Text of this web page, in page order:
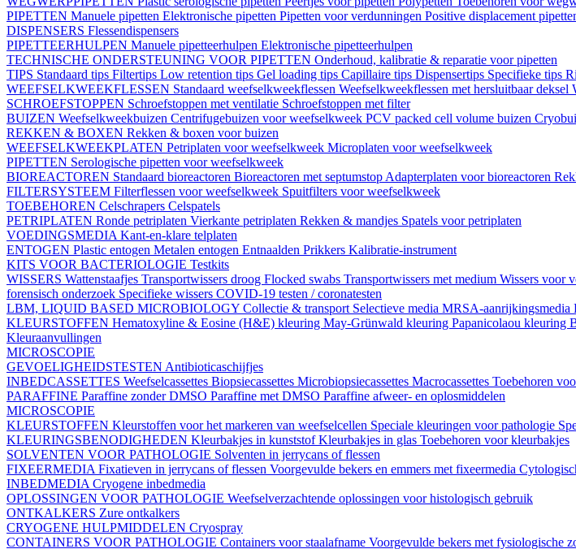
PIPETTEN Manuele pipetten Elektronische pipetten Pipetten voor verdunningen Positive displacement
DISPENSERS Flessendispensers
PIPETTEERHULPEN Manuele pipetteerhulpen Elektronische pipetteerhulpen
TECHNISCHE ONDERSTEUNING VOOR PIPETTEN Onderhoud, kalibratie & reparatie voor pipetten
TIPS Standaard tips Filtertips Low retention tips Gel loading tips Capillaire tips Dispensertips Specifieke tips
WEEFSELKWEEKFLESSEN Standaard weefselkweekflessen Weefselkweekflessen met hersluitbaar deksel
SCHROEFSTOPPEN Schroefstoppen met ventilatie Schroefstoppen met filter
BUIZEN Weefselkweekbuizen Centrifugebuizen voor weefselkweek PCV packed cell volume buizen
REKKEN & BOXEN Rekken & boxen voor buizen
WEEFSELKWEEKPLATEN Petriplaten voor weefselkweek Microplaten voor weefselkweek
PIPETTEN Serologische pipetten voor weefselkweek
BIOREACTOREN Standaard bioreactoren Bioreactoren met septumstop Adapterplaten voor bioreactoren
FILTERSYSTEEM Filterflessen voor weefselkweek Spuitfilters voor weefselkweek
TOEBEHOREN Celschrapers Celspatels
PETRIPLATEN Ronde petriplaten Vierkante petriplaten Rekken & mandjes Spatels voor petriplaten
VOEDINGSMEDIA Kant-en-klare telplaten
ENTOGEN Plastic entogen Metalen entogen Entnaalden Prikkers Kalibratie-instrument
KITS VOOR BACTERIOLOGIE Testkits
WISSERS Wattenstaafjes Transportwissers droog Flocked swabs Transportwissers met medium Wissers voor
forensisch onderzoek Specifieke wissers COVID-19 testen / coronatesten
LBM, LIQUID BASED MICROBIOLOGY Collectie & transport Selectieve media MRSA-aanrijkingsmedia
KLEURSTOFFEN Hematoxyline & Eosine (H&E) kleuring May-Grünwald kleuring Papanicolaou kleuring
Kleuraanvullingen
MICROSCOPIE
GEVOELIGHEIDSTESTEN Antibioticaschijfjes
INBEDCASSETTES Weefselcassettes Biopsiecassettes Microbiopsiecassettes Macrocassettes Toebehoren
PARAFFINE Paraffine zonder DMSO Paraffine met DMSO Paraffine afweer- en oplosmiddelen
MICROSCOPIE
KLEURSTOFFEN Kleurstoffen voor het markeren van weefselcellen Speciale kleuringen voor pathologie
KLEURINGSBENODIGHEDEN Kleurbakjes in kunststofKleurbakjes in glas Toebehoren voor kleurbakjes
SOLVENTEN VOOR PATHOLOGIE Solventen in jerrycans of flessen
FIXEERMEDIA Fixatieven in jerrycans of flessen Voorgevulde bekers en emmers met fixeermedia
INBEDMEDIA Cryogene inbedmedia
OPLOSSINGEN VOOR PATHOLOGIE Weefselverzachtende oplossingen voor histologisch gebruik
ONTKALKERS Zure ontkalkers
CRYOGENE HULPMIDDELEN Cryospray
CONTAINERS VOOR PATHOLOGIE Containers voor staalafname Voorgevulde bekers met fysiologische